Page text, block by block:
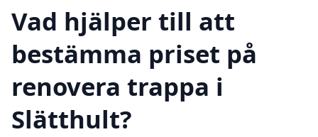
Vad hjälper till att
bestämma priset på
renovera trappa i
Slätthult?